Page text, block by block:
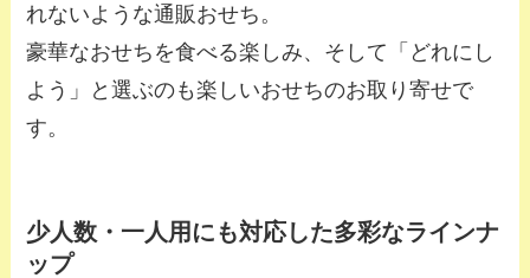
れないような通販おせち。
豪華なおせちを食べる楽しみ、そして「どれにし
よう」と選ぶのも楽しいおせちのお取り寄せで
す。
少人数・一人用にも対応した多彩なラインナ
ップ